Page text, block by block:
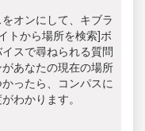
オンにして、キブラ
トから場所を検索]ボ
スで尋ねられる質問
あなたの現在の場所
ったら、コンパスに
わかります。